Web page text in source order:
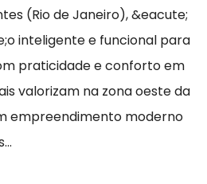
(Rio de Janeiro), &eacute;
inteligente e funcional para
praticidade e conforto em
valorizam na zona oeste da
empreendimento moderno